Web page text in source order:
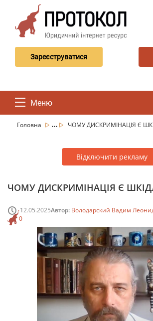
Зареєструватися
Меню
Головна ... ЧОМУ ДИСКРИМІНАЦІЯ Є
Відключити рекламу
ЧОМУ ДИСКРИМІНАЦІЯ Є
12.05.2025Автор: Володарский Вадим
0